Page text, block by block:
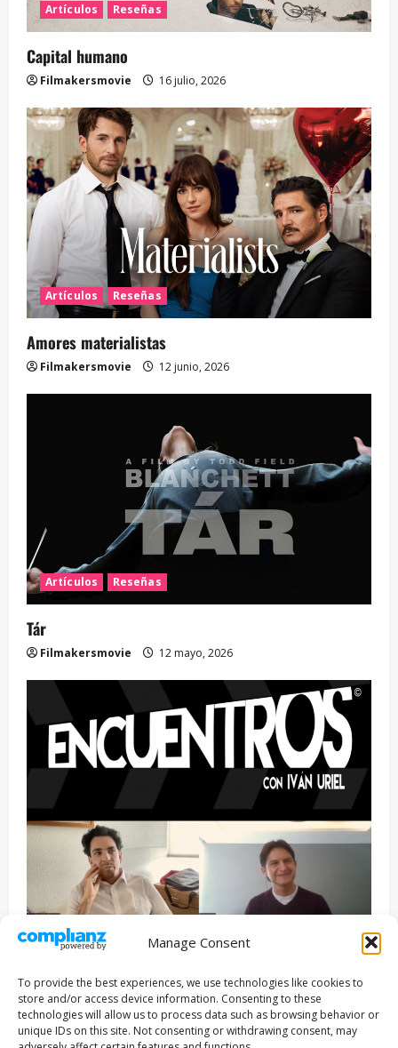
Manage Consent
To provide the best experiences, we use technologies like cookies to
store and/or access device information. Consenting to these
technologies will allow us to process data such as browsing behavior or
unique IDs on this site. Not consenting or withdrawing consent, may
Artículos Reseñas
Capital humano
Filmakersmovie 16 julio, 2026
Artículos Reseñas
Amores materialistas
Filmakersmovie 12 junio, 2026
Artículos Reseñas
Tár
Filmakersmovie 12 mayo, 2026
Entrevista Series
ENCUENTROS CON IVÁN URIEL T3E22: JUAN PATRICIO
RIVEROLL
Filmakersmovie 5 mayo, 2026